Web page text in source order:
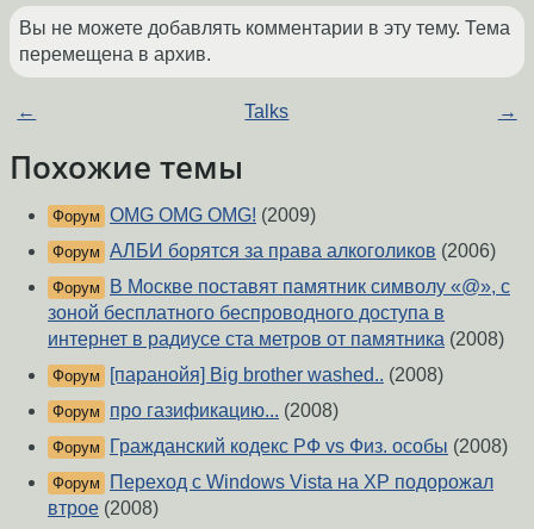
Вы не можете добавлять комментарии в эту тему. Тема
перемещена в архив.
← Talks →
Похожие темы
Форум OMG OMG OMG! (2009)
Форум АЛБИ борятся за права алкоголиков (2006)
Форум
В Москве поставят памятник символу «@», с
зоной бесплатного беспроводного доступа в
интернет в радиусе ста метров от памятника (2008)
Форум [паранойя] Big brother washed.. (2008)
Форум про газификацию... (2008)
Форум Гражданский кодекс РФ vs Физ. особы (2008)
Форум
Переход с Windows Vista на XP подорожал
втрое (2008)